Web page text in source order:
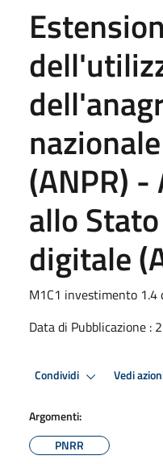
(ANPR)
allo
digitale
M1C1 investimento 1.4
Data di Pubblicazione :
Condividi Vedi
Argomenti:
PNRR